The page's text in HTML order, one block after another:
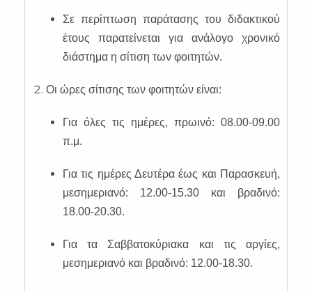
Σε περίπτωση παράτασης του διδακτικού
έτους παρατείνεται για ανάλογο χρονικό
διάστημα η σίτιση των φοιτητών.
Οι ώρες σίτισης των φοιτητών είναι:
Για όλες τις ημέρες, πρωινό: 08.00-09.00
π.μ.
Για τις ημέρες Δευτέρα έως και Παρασκευή,
μεσημεριανό: 12.00-15.30 και βραδινό:
18.00-20.30.
Για τα Σαββατοκύριακα και τις αργίες,
μεσημεριανό και βραδινό: 12.00-18.30.